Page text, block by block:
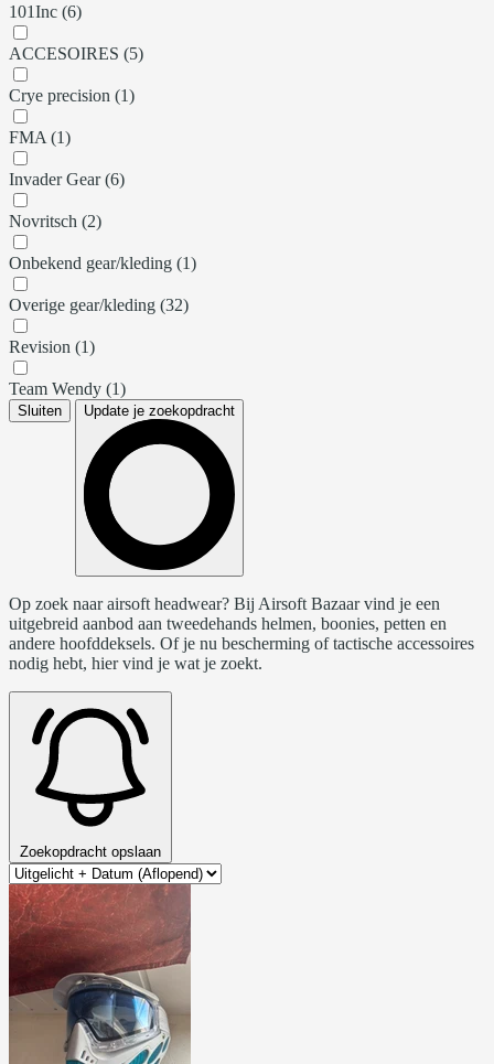
101Inc (6)
ACCESOIRES (5)
Crye precision (1)
FMA (1)
Invader Gear (6)
Novritsch (2)
Onbekend gear/kleding (1)
Overige gear/kleding (32)
Revision (1)
Team Wendy (1)
Sluiten Update je zoekopdracht
Op zoek naar airsoft headwear? Bij Airsoft Bazaar vind je een
uitgebreid aanbod aan tweedehands helmen, boonies, petten en
andere hoofddeksels. Of je nu bescherming of tactische accessoires
nodig hebt, hier vind je wat je zoekt.
Zoekopdracht opslaan